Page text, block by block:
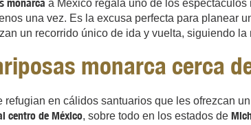
monarca a México regala uno de los
una vez. Es la excusa perfecta para planear
un recorrido único de ida y vuelta, siguiendo
monarca cerca
refugian en cálidos santuarios que les ofrezcan
centro de México, sobre todo en los estados de